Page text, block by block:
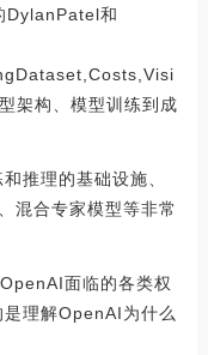
DylanPatel和
架构、模型训练到成
推理的基础设施、
混合专家模型等非常
面临的各类权
理解OpenAI为什么